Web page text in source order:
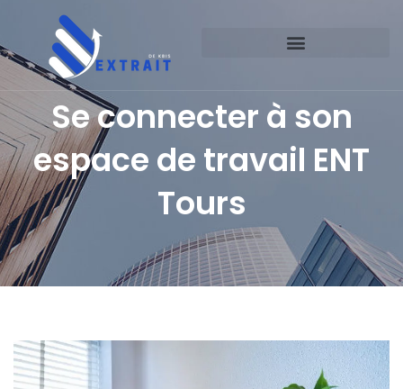
Se connecter à son
espace de travail ENT
Tours